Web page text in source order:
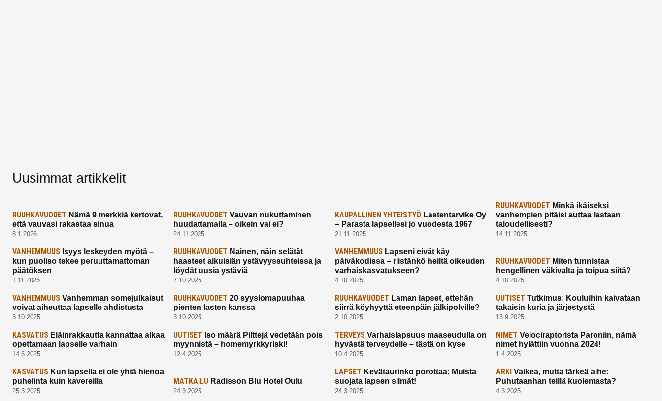
Uusimmat artikkelit
RUUHKAVUODET Nämä 9 merkkiä kertovat,
että vauvasi rakastaa sinua
8.1.2026
RUUHKAVUODET Vauvan nukuttaminen
huudattamalla – oikein vai ei?
24.11.2025
KAUPALLINEN YHTEISTYÖLastentarvike Oy
– Parasta lapsellesi jo vuodesta 1967
21.11.2025
RUUHKAVUODET Minkä ikäiseksi
vanhempien pitäisi auttaa lastaan
taloudellisesti?
14.11.2025
VANHEMMUUS Isyys leskeyden myötä –
kun puoliso tekee peruuttamattoman
päätöksen
1.11.2025
RUUHKAVUODET Nainen, näin selätät
haasteet aikuisiän ystävyyssuhteissa ja
löydät uusia ystäviä
7.10.2025
VANHEMMUUSLapseni eivät käy
päiväkodissa – riistänkö heiltä oikeuden
varhaiskasvatukseen?
4.10.2025
RUUHKAVUODET Miten tunnistaa
hengellinen väkivalta ja toipua siitä?
4.10.2025
VANHEMMUUS Vanhemman somejulkaisut
voivat aiheuttaa lapselle ahdistusta
3.10.2025
RUUHKAVUODET 20 syyslomapuuhaa
pienten lasten kanssa
3.10.2025
RUUHKAVUODET Laman lapset, ettehän
siirrä köyhyyttä eteenpäin jälkipolville?
2.10.2025
UUTISET Tutkimus: Kouluihin kaivataan
takaisin kuria ja järjestystä
13.9.2025
KASVATUS Eläinrakkautta kannattaa alkaa
opettamaan lapselle varhain
14.6.2025
UUTISET Iso määrä Pilttejä vedetään pois
myynnistä – homemyrkkyriski!
12.4.2025
TERVEYSVarhaislapsuus maaseudulla on
hyvästä terveydelle – tästä on kyse
10.4.2025
NIMET Velociraptorista Paroniin, nämä
nimet hylättiin vuonna 2024!
1.4.2025
KASVATUS Kun lapsella ei ole yhtä hienoa
puhelinta kuin kavereilla
25.3.2025
MATKAILU Radisson Blu Hotel Oulu
24.3.2025
LAPSET Kevätaurinko porottaa: Muista
suojata lapsen silmät!
24.3.2025
ARKI Vaikea, mutta tärkeä aihe:
Puhutaanhan teillä kuolemasta?
4.3.2025